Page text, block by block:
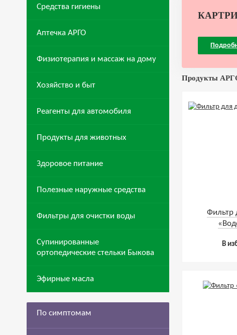
Продукты
Фильтр
В
Средства гигиены
Аптечка АРГО
Физиотерапия и массаж на дому
Хозяйство и быт
Реагенты для автомобиля
Продукты для животных
Здоровое питание
Полезные наружные средства
Фильтры для очистки воды
Супинированные
ортопедические стельки Быкова
Эфирные масла
По симптомам